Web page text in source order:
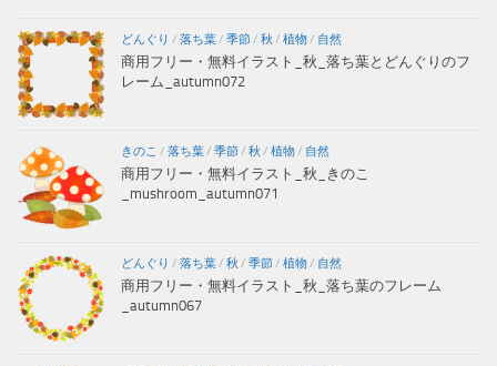
どんぐり / 落ち葉/ 季節/ 秋 / 植物/ 自然
商用フリー・無料イラスト_秋_落ち葉とどんぐりのフ
レーム_autumn072
きのこ / 落ち葉/ 季節/ 秋 / 植物/ 自然
商用フリー・無料イラスト_秋_きのこ
_mushroom_autumn071
どんぐり / 落ち葉/ 秋 / 季節/ 植物/ 自然
商用フリー・無料イラスト_秋_落ち葉のフレーム
_autumn067